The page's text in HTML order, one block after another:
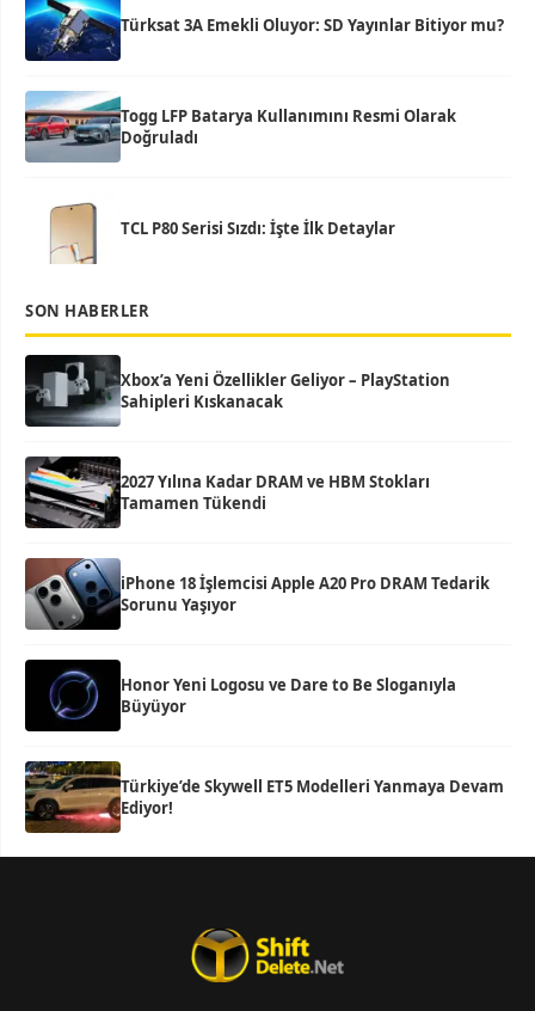
Türksat 3A Emekli Oluyor: SD Yayınlar Bitiyor mu?
Togg LFP Batarya Kullanımını Resmi Olarak
Doğruladı
TCL P80 Serisi Sızdı: İşte İlk Detaylar
SON HABERLER
Xbox’a Yeni Özellikler Geliyor – PlayStation
Sahipleri Kıskanacak
2027 Yılına Kadar DRAM ve HBM Stokları
Tamamen Tükendi
iPhone 18 İşlemcisi Apple A20 Pro DRAM Tedarik
Sorunu Yaşıyor
Honor Yeni Logosu ve Dare to Be Sloganıyla
Büyüyor
Türkiye’de Skywell ET5 Modelleri Yanmaya Devam
Ediyor!